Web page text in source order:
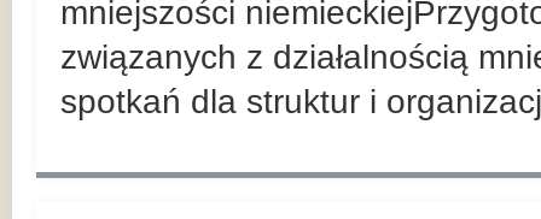
mniejszości
związanych z działalnością
spotkań dla struktur i